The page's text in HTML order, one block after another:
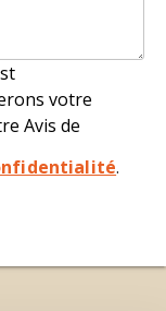
votre
Avis de
.